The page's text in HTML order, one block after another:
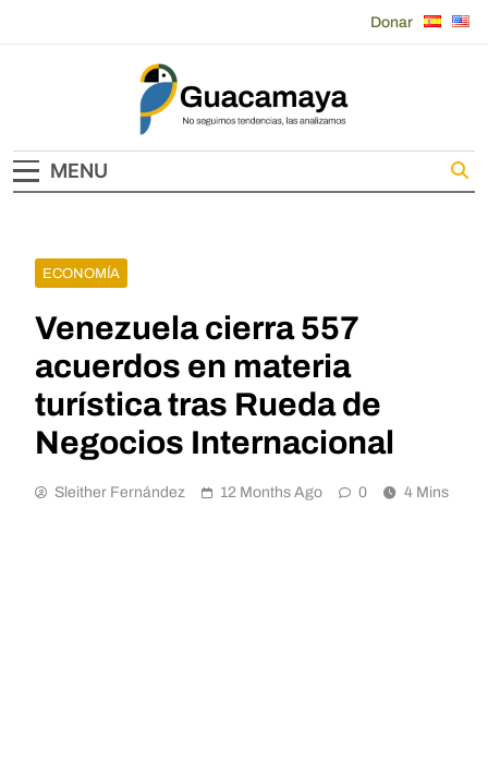
Donar
Guacamaya
MENU
ECONOMÍA
Venezuela cierra 557
acuerdos en materia
turística tras Rueda de
Negocios Internacional
Sleither Fernández 12 Months Ago 0 4 Mins